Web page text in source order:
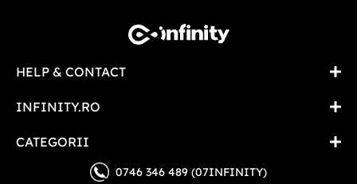
HELP & CONTACT
INFINITY.RO
CATEGORII
0746 346 489 (07INFINITY)